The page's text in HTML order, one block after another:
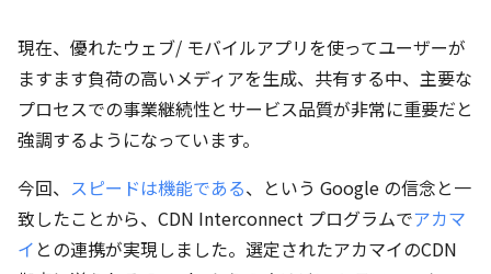
現在、優れたウェブ/ モバイルアプリを使ってユーザーが
ますます負荷の高いメディアを生成、共有する中、主要な
プロセスでの事業継続性とサービス品質が非常に重要だと
強調するようになっています。
今回、 スピードは機能である、という Google の信念と一
致したことから、CDN Interconnect プログラムでアカマ
イ との連携が実現しました。選定されたアカマイのCDN